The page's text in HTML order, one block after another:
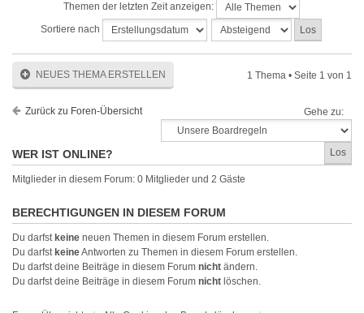
Themen der letzten Zeit anzeigen:
Sortiere nach
NEUES THEMA ERSTELLEN 1 Thema • Seite 1 von 1
Zurück zu Foren-Übersicht Gehe zu:
WER IST ONLINE?
Mitglieder in diesem Forum: 0 Mitglieder und 2 Gäste
BERECHTIGUNGEN IN DIESEM FORUM
Du darfst keine neuen Themen in diesem Forum erstellen.
Du darfst keineAntworten zu Themen in diesem Forum erstellen.
Du darfst deine Beiträge in diesem Forum nicht ändern.
Du darfst deine Beiträge in diesem Forum nicht löschen.